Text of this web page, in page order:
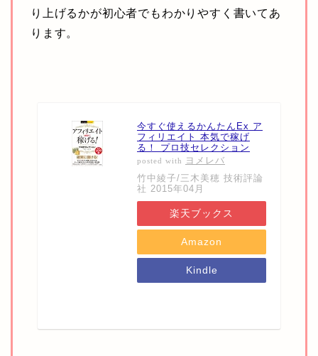
り上げるかが初心者でもわかりやすく書いてあ
ります。
今すぐ使えるかんたんEx ア
フィリエイト 本気で稼げ
る！ プロ技セレクション
posted with
ヨメレバ
竹中綾子/三木美穂 技術評論
社 2015年04月
楽天ブックス
Amazon
Kindle